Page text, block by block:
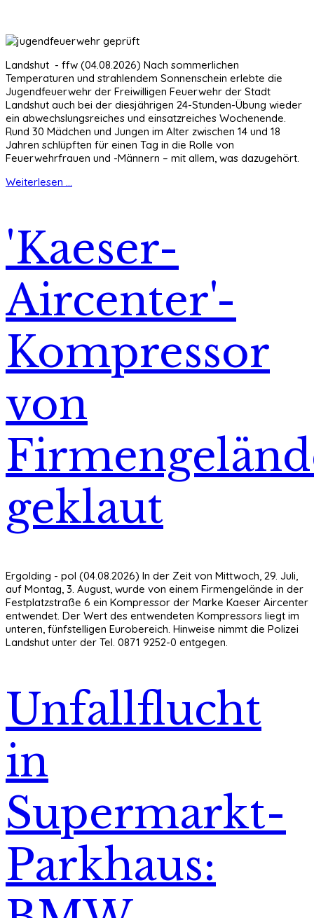
Landshut - ffw (04.08.2026) Nach sommerlichen
Temperaturen und strahlendem Sonnenschein erlebte die
Jugendfeuerwehr der Freiwilligen Feuerwehr der Stadt
Landshut auch bei der diesjährigen 24-Stunden-Übung wieder
ein abwechslungsreiches und einsatzreiches Wochenende.
Rund 30 Mädchen und Jungen im Alter zwischen 14 und 18
Jahren schlüpften für einen Tag in die Rolle von
Feuerwehrfrauen und -Männern – mit allem, was dazugehört.
Weiterlesen ...
'Kaeser-
Aircenter'-
Kompressor
von
geklaut
Ergolding - pol (04.08.2026) In der Zeit von Mittwoch, 29. Juli,
auf Montag, 3. August, wurde von einem Firmengelände in der
Festplatzstraße 6 ein Kompressor der Marke Kaeser Aircenter
entwendet. Der Wert des entwendeten Kompressors liegt im
unteren, fünfstelligen Eurobereich. Hinweise nimmt die Polizei
Landshut unter der Tel. 0871 9252-0 entgegen.
Unfallflucht
in
Supermarkt-
Parkhaus: